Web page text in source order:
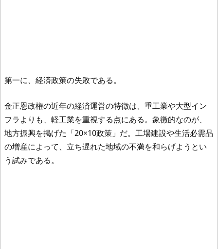
第一に、経済政策の失敗である。
金正恩政権の近年の経済運営の特徴は、重工業や大型イン
フラよりも、軽工業を重視する点にある。象徴的なのが、
地方振興を掲げた「20×10政策」だ。工場建設や生活必需品
の増産によって、立ち遅れた地域の不満を和らげようとい
う試みである。